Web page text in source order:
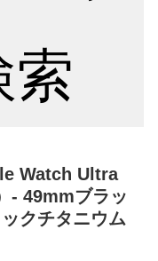
索
Watch Ultra
- 49mmブラッ
クチタニウム